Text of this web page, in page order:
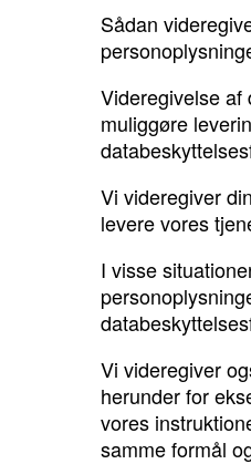
Sådan
Videregivelse af
muliggøre
Vi videregiver
levere vores
I visse
Vi videregiver
herunder for
vores
samme formål